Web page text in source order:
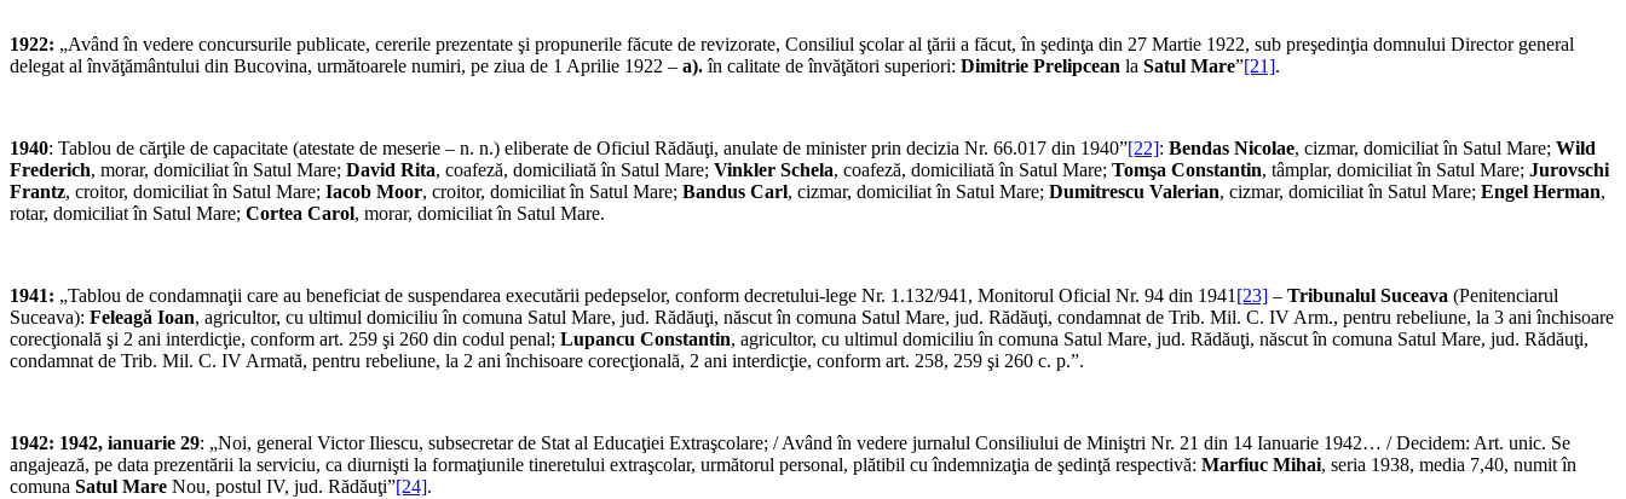
1922: „Având în vedere concursurile publicate, cererile prezentate şi propunerile făcute de revizorate, Consiliul şcolar al ţării a făcut, în şedinţa din 27 Martie 1922, sub preşedinţia domnului Director general
delegat al învăţă­mântului din Bucovina, următoarele numiri, pe ziua de 1 Aprilie 1922 – a).în calitate de învăţători superiori: Dimitrie Prelipcean la Satul Mare”[21].
1940: Tablou de cărţile de capacitate (atestate de meserie – n. n.) eliberate de Oficiul Rădăuţi, anulate de minister prin decizia Nr. 66.017 din 1940”[22]: Bendas Nicolae, cizmar, domiciliat în Satul Mare; Wild
Frederich, morar, domiciliat în Satul Mare; David Rita, coafeză, domiciliată în Satul Mare; Vinkler Schela, coafeză, domiciliată în Satul Mare; Tomşa Constantin, tâmplar, domiciliat în Satul Mare; Jurovschi
Frantz, croitor, domiciliat în Satul Mare; Iacob Moor, croitor, domiciliat în Satul Mare; Bandus Carl, cizmar, domiciliat în Satul Mare; Dumitrescu Valerian, cizmar, domiciliat în Satul Mare; Engel Herman,
rotar, domiciliat în Satul Mare; Cortea Carol, morar, domiciliat în Satul Mare.
1941: „Tablou de condamnaţii care au beneficiat de suspendarea executării pedepselor, conform decretului-lege Nr. 1.132/941, Monitorul Oficial Nr. 94 din 1941 [23] – Tribunalul Suceava (Penitenciarul
Suceava): Feleagă Ioan, agricultor, cu ultimul domiciliu în comuna Satul Mare, jud. Rădăuţi, născut în comuna Satul Mare, jud. Rădăuţi, condamnat de Trib. Mil. C. IV Arm., pentru rebeliune, la 3 ani închisoare
corecţională şi 2 ani interdicţie, conform art. 259 şi 260 din codul penal; Lupancu Constantin, agricultor, cu ultimul domiciliu în comuna Satul Mare, jud. Rădăuţi, născut în comuna Satul Mare, jud. Rădăuţi,
condamnat de Trib. Mil. C. IV Armată, pentru rebeliune, la 2 ani închisoare corecţională, 2 ani interdicţie, conform art. 258, 259 şi 260 c. p.”.
1942: 1942, ianuarie 29: „Noi, general Victor Iliescu, subsecretar de Stat al Educaţiei Extraşcolare; / Având în vedere jurnalul Consiliului de Miniştri Nr. 21 din 14 Ianuarie 1942… / Decidem: Art. unic. Se
angajează, pe data prezentării la serviciu, ca diurnişti la formaţiunile tineretului extraşcolar, următorul personal, plătibil cu îndemnizaţia de şedinţă respectivă: Marfiuc Mihai, seria 1938, media 7,40, numit în
comuna Satul Mare Nou, postul IV, jud. Rădăuţi”[24].